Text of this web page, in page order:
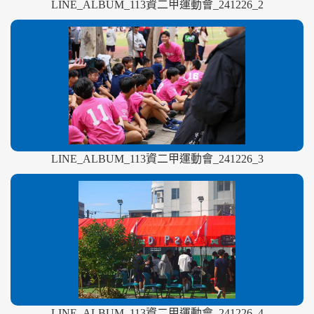
LINE_ALBUM_113資二甲運動會_241226_2
LINE_ALBUM_113資二甲運動會_241226_3